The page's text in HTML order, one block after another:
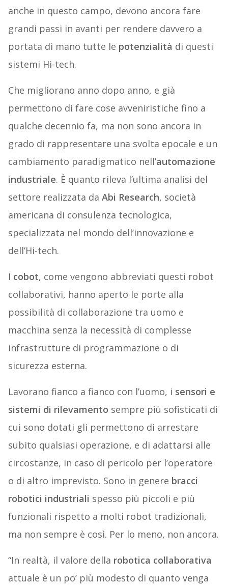
anche in questo campo, devono ancora fare
grandi passi in avanti per rendere davvero a
portata di mano tutte le potenzialità di questi
sistemi Hi-tech.
Che migliorano anno dopo anno, e già
permettono di fare cose avveniristiche fino a
qualche decennio fa, ma non sono ancora in
grado di rappresentare una svolta epocale e un
cambiamento paradigmatico nell’automazione
industriale. È quanto rileva l’ultima analisi del
settore realizzata da Abi Research, società
americana di consulenza tecnologica,
specializzata nel mondo dell’innovazione e
dell’Hi-tech.
I cobot, come vengono abbreviati questi robot
collaborativi, hanno aperto le porte alla
possibilità di collaborazione tra uomo e
macchina senza la necessità di complesse
infrastrutture di programmazione o di
sicurezza esterna.
Lavorano fianco a fianco con l’uomo, i sensori e
sistemi di rilevamento sempre più sofisticati di
cui sono dotati gli permettono di arrestare
subito qualsiasi operazione, e di adattarsi alle
circostanze, in caso di pericolo per l’operatore
o di altro imprevisto. Sono in genere bracci
robotici industriali spesso più piccoli e più
funzionali rispetto a molti robot tradizionali,
ma non sempre è così. Per lo meno, non ancora.
“In realtà, il valore della robotica collaborativa
attuale è un po’ più modesto di quanto venga